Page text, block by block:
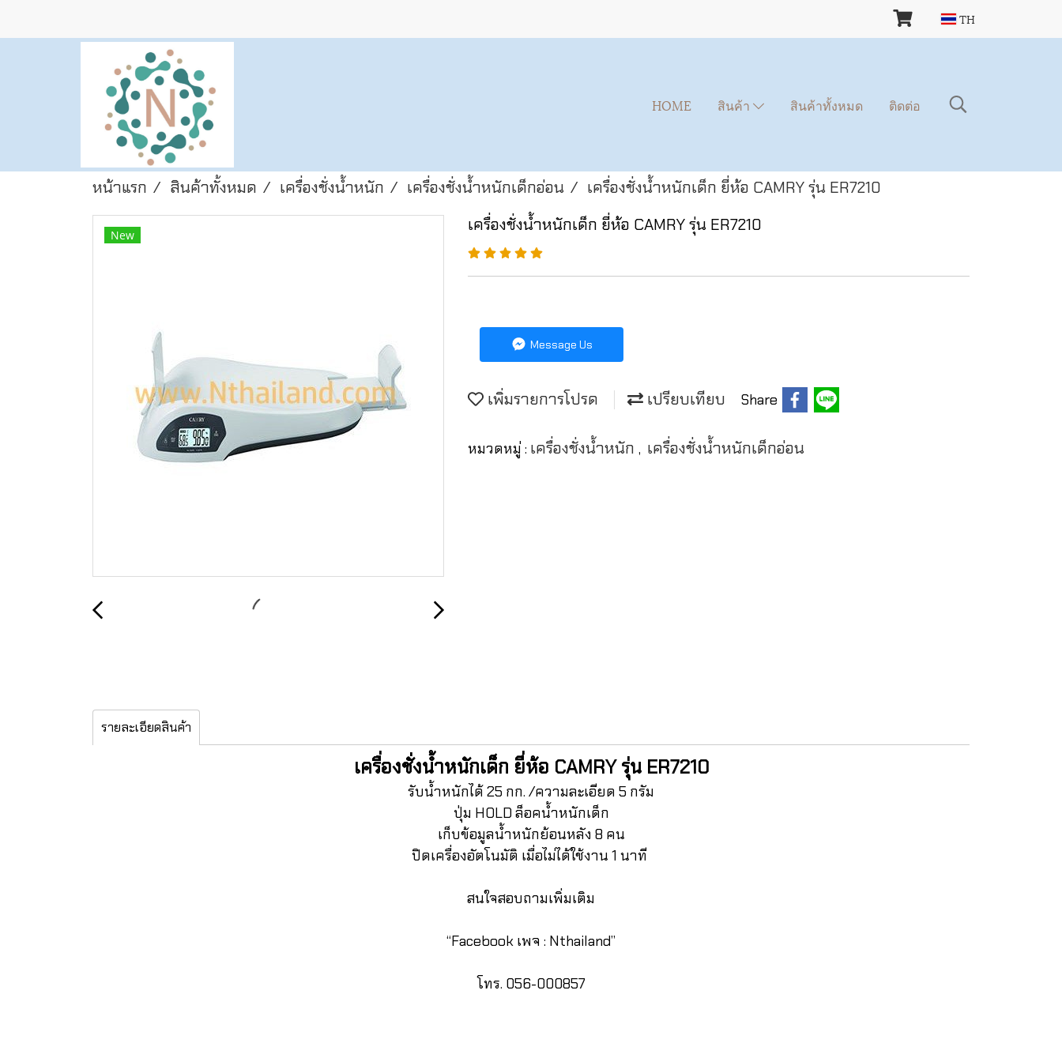
TH
HOME สินค้า สินค้าทั้งหมด ติดต่อ
หน้าแรก สินค้าทั้งหมด เครื่องชั่งน้ำหนัก เครื่องชั่งน้ำหนักเด็กอ่อน เครื่องชั่งน้ำหนักเด็ก ยี่ห้อ CAMRY รุ่น ER7210
New
เครื่องชั่งน้ำหนักเด็ก ยี่ห้อ CAMRY รุ่น ER7210
Message Us
เพิ่มรายการโปรด เปรียบเทียบ Share
หมวดหมู่ : เครื่องชั่งน้ำหนัก , เครื่องชั่งน้ำหนักเด็กอ่อน
รายละเอียดสินค้า
เครื่องชั่งน้ำหนักเด็ก ยี่ห้อ CAMRY รุ่น ER7210
รับน้ำหนักได้ 25 กก. /ความละเอียด 5 กรัม
ปุ่ม HOLD ล็อคน้ำหนักเด็ก
เก็บข้อมูลน้ำหนักย้อนหลัง 8 คน
ปิดเครื่องอัตโนมัติ เมื่อไม่ได้ใช้งาน 1 นาที
สนใจสอบถามเพิ่มเติม
“Facebook เพจ : Nthailand”
โทร. 056-000857